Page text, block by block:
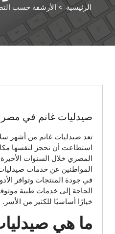
م
ت
الرئيسية>الأرشفة حسب
صيدليات غانم في مصر
تعد صيدليات غانم من أشهر
استطاعت أن تحجز لنفسها
المصري خلال السنوات
المواطنين عن خدمات
في جودة المنتجات وتوافر
الحاجة إلى خدمات طبية
خيارًا أساسيًا للكثير من الأسر.
ما هي